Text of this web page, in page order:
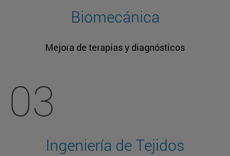
Biomecánica
Mejora de terapias y diagnósticos
03
Ingeniería de Tejidos